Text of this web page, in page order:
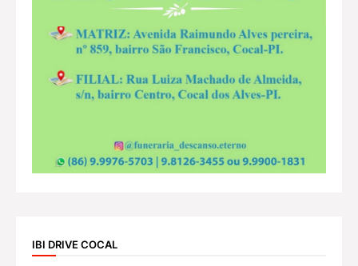
IBI DRIVE COCAL